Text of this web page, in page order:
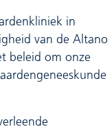
in
van de Altano
beleid om onze